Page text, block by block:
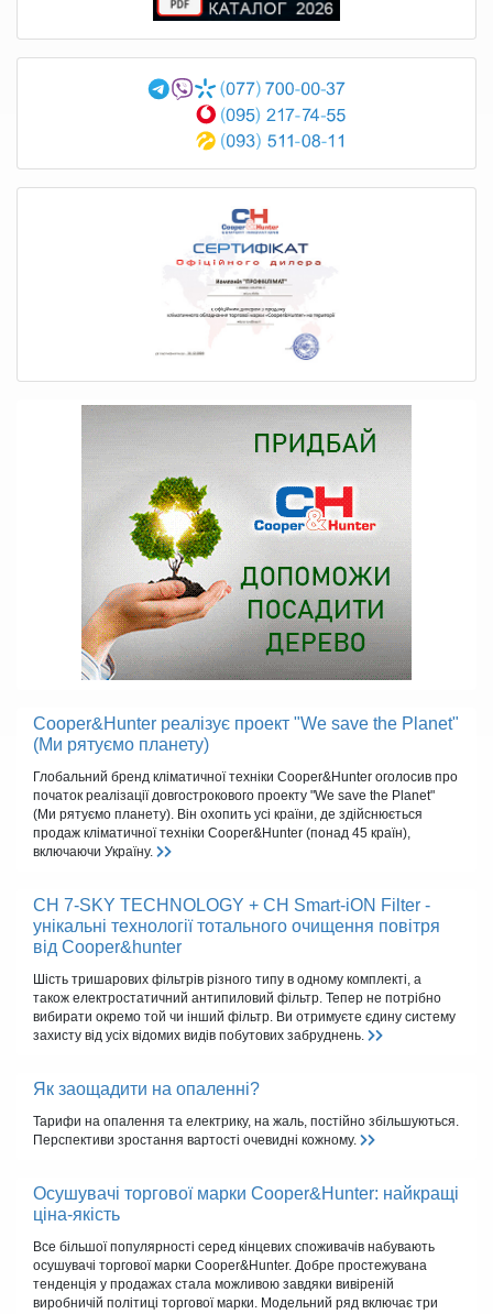
Cooper&Hunter реалізує проект "We save the Planet"
(Ми рятуємо планету)
Глобальний бренд кліматичної техніки Cooper&Hunter оголосив про
початок реалізації довгострокового проекту "We save the Planet"
(Ми рятуємо планету). Він охопить усі країни, де здійснюється
продаж кліматичної техніки Cooper&Hunter (понад 45 країн),
включаючи Україну.
CH 7-SKY TECHNOLOGY + CH Smart-iON Filter -
унікальні технології тотального очищення повітря
від Cooper&hunter
Шість тришарових фільтрів різного типу в одному комплекті, а
також електростатичний антипиловий фільтр. Тепер не потрібно
вибирати окремо той чи інший фільтр. Ви отримуєте єдину систему
захисту від усіх відомих видів побутових забруднень.
Як заощадити на опаленні?
Тарифи на опалення та електрику, на жаль, постійно збільшуються.
Перспективи зростання вартості очевидні кожному.
Осушувачі торгової марки Cooper&Hunter: найкращі
ціна-якість
Все більшої популярності серед кінцевих споживачів набувають
осушувачі торгової марки Cooper&Hunter. Добре простежувана
тенденція у продажах стала можливою завдяки вивіреній
виробничій політиці торгової марки. Модельний ряд включає три